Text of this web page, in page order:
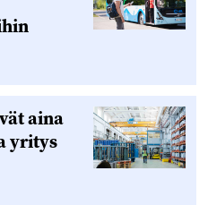
aina
yritys